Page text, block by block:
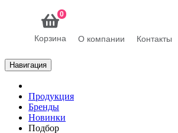
0
Корзина О компании Контакты
Навигация
Продукция
Бренды
Новинки
Подбор